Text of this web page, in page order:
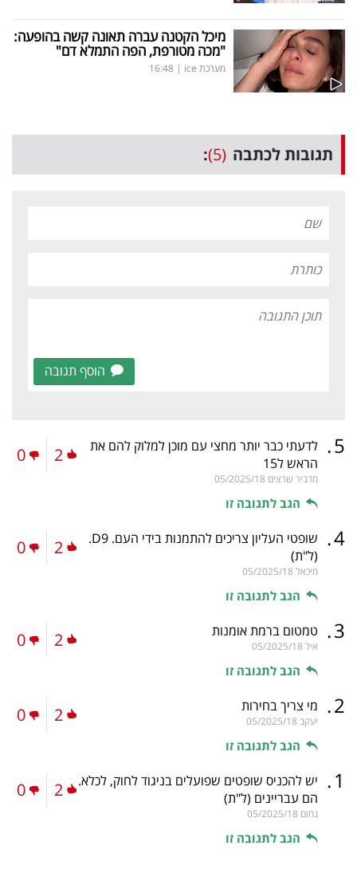
מיכל הקטנה עברה תאונה קשה בהופעה:
"מכה מטורפת, הפה התמלא דם"
מערכת ice |
16:48
תגובות לכתבה (5)
:
הוסף תגובה
5
. לדעתי כבר יותר מחצי עם מוכן למלוק להם את
הראש ל15
מדביר שרצים 05/2025/18
הגב לתגובה זו
2
0
4
. שופטי העליון צריכים להתמנות בידי העם. D9.
(ל"ת)
מיכאל 05/2025/18
הגב לתגובה זו
2
0
3
. טמטום ברמת אומנות
איל 05/2025/18
הגב לתגובה זו
2
0
2
. מי צריך בחירות
יעקב 05/2025/18
הגב לתגובה זו
2
0
1
. יש להכניס שופטים שפועלים בניגוד לחוק, לכלא.
הם עבריינים (ל"ת)
נחום 05/2025/18
הגב לתגובה זו
2
0